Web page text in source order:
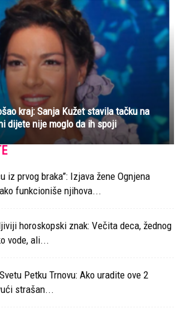
kraj: Sanja Kužet stavila tačku na
dijete nije moglo da ih spoji
iz prvog braka”: Izjava žene Ognjena
funkcioniše njihova...
horoskopski znak: Večita deca, žednog
vode, ali...
Petku Trnovu: Ako uradite ove 2
strašan...